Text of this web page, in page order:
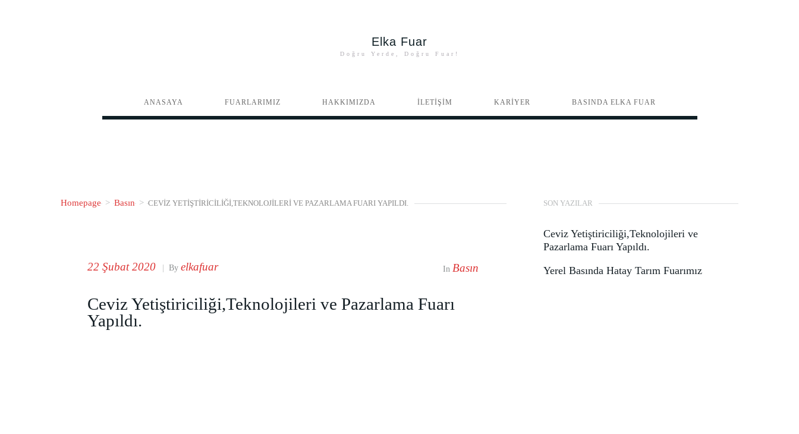
Elka Fuar
Doğru Yerde, Doğru Fuar!
ANASAYA FUARLARIMIZ HAKKIMIZDA İLETİŞİM KARİYER BASINDA ELKA FUAR
Homepage > Basın > CEVIZ YETIŞTIRICILIĞI,TEKNOLOJILERI VE PAZARLAMA FUARI YAPILDI.
22 Şubat 2020 By elkafuar In Basın
Ceviz Yetiştiriciliği,Teknolojileri ve Pazarlama Fuarı
Yapıldı.
SON YAZILAR
Ceviz Yetiştiriciliği,Teknolojileri ve
Pazarlama Fuarı Yapıldı.
Yerel Basında Hatay Tarım Fuarımız